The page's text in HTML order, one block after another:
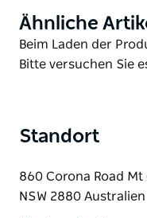
Wendalpa Station
Barrier Ranges,
Gebiet.
Anwesen, das
Product
List
Ähnliche
Product
List
Beim Laden der
Bitte versuchen Sie
Standort
860 Corona Road
NSW 2880 Australien